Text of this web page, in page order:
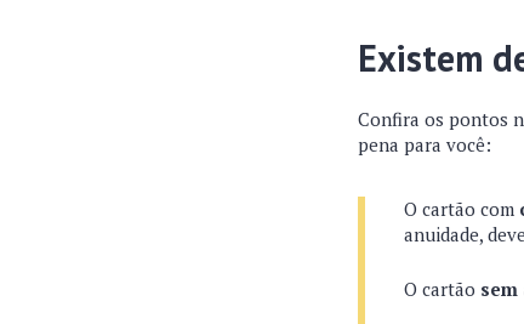
Existem
Confira os pontos
pena para você:
O cartão com
anuidade,
O cartão sem